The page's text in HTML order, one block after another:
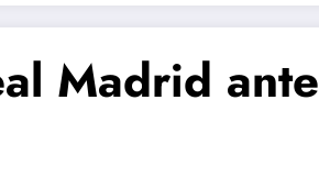
Madrid ante